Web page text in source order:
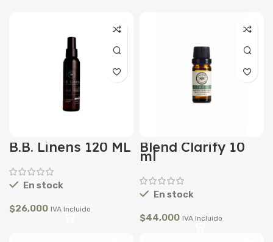
B.B. Linens 120 ML
En stock
$26,000 IVA Incluido
Blend Clarify 10
ml
En stock
$44,000 IVA Incluido